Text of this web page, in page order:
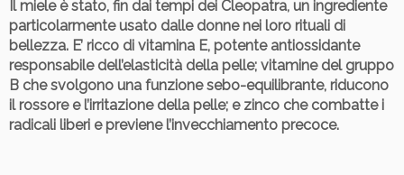
Il mieleè stato, fin dai tempi dei Cleopatra, un ingrediente
particolarmente usato dalle donne nei loro rituali di
bellezza. E’ ricco di vitamina E, potente antiossidante
responsabile dell’elasticità della pelle; vitamine del gruppo
B che svolgono una funzione sebo-equilibrante, riducono
il rossore e l’irritazione della pelle; e zinco che combatte i
radicali liberi e previene l’invecchiamento precoce.